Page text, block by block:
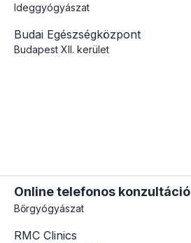
Ideggyógyászat
Budai Egészségközpont
Budapest XII. kerület
Online telefonos konzultáció
Bőrgyógyászat
RMC Clinics